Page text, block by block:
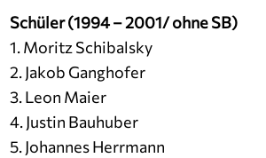
Schüler (1994 – 2001/ ohne SB)
1. Moritz Schibalsky
2. Jakob Ganghofer
3. Leon Maier
4. Justin Bauhuber
5. Johannes Herrmann